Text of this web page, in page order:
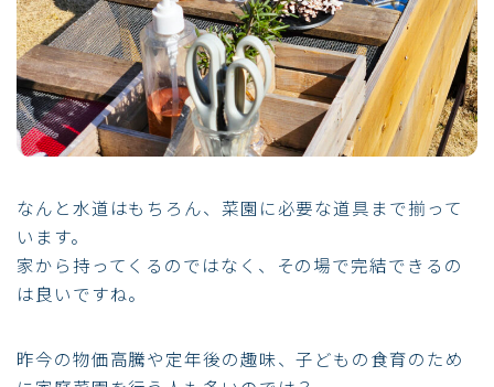
なんと水道はもちろん、菜園に必要な道具まで揃って
います。
家から持ってくるのではなく、その場で完結できるの
は良いですね。
昨今の物価高騰や定年後の趣味、子どもの食育のため